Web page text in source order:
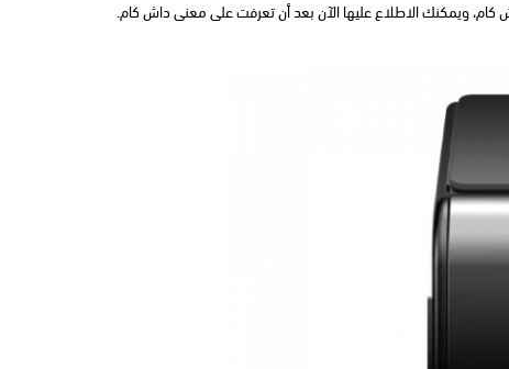
كام، ويمكنك الاطلاع عليها الآن بعد أن تعرفت على معنى داش كام.